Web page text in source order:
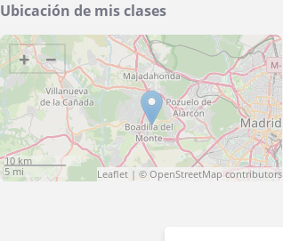
Ubicación de mis clases
+ −
10 km
5 mi
Leaflet | ©OpenStreetMap contributors